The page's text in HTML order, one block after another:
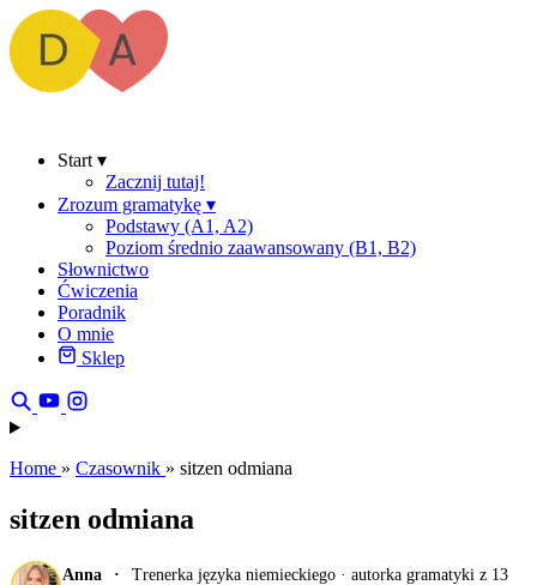
Start ▾
Zacznij tutaj!
Zrozum gramatykę ▾
Podstawy (A1, A2)
Poziom średnio zaawansowany (B1, B2)
Słownictwo
Ćwiczenia
Poradnik
O mnie
Sklep
Home » Czasownik » sitzen odmiana
sitzen odmiana
Anna
Trenerka języka niemieckiego · autorka gramatyki z 13